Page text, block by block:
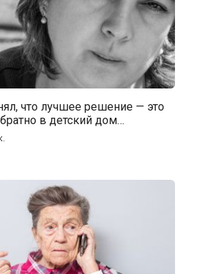
что лучшее решение — это
в детский дом…